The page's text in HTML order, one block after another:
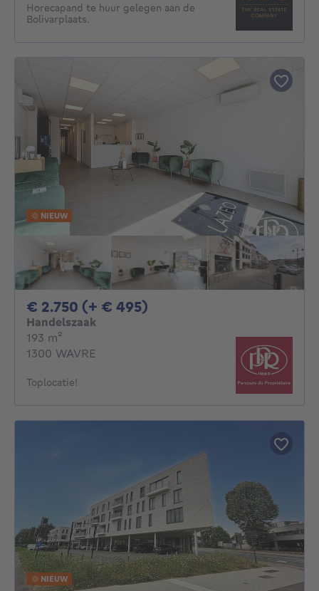
Horecapand te huur gelegen aan de
Bolivarplaats.
NIEUW
€ 2.750 (+ € 495)
Handelszaak
193 m²
1300 WAVRE
Toplocatie!
NIEUW